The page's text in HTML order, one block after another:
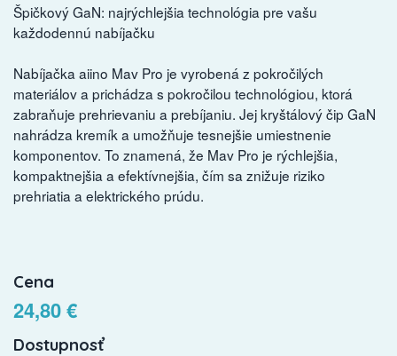
Špičkový GaN: najrýchlejšia technológia pre vašu
každodennú nabíjačku
Nabíjačka aiino Mav Pro je vyrobená z pokročilých
materiálov a prichádza s pokročilou technológiou, ktorá
zabraňuje prehrievaniu a prebíjaniu. Jej kryštálový čip GaN
nahrádza kremík a umožňuje tesnejšie umiestnenie
komponentov. To znamená, že Mav Pro je rýchlejšia,
kompaktnejšia a efektívnejšia, čím sa znižuje riziko
prehriatia a elektrického prúdu.
Cena
24,80 €
Dostupnosť